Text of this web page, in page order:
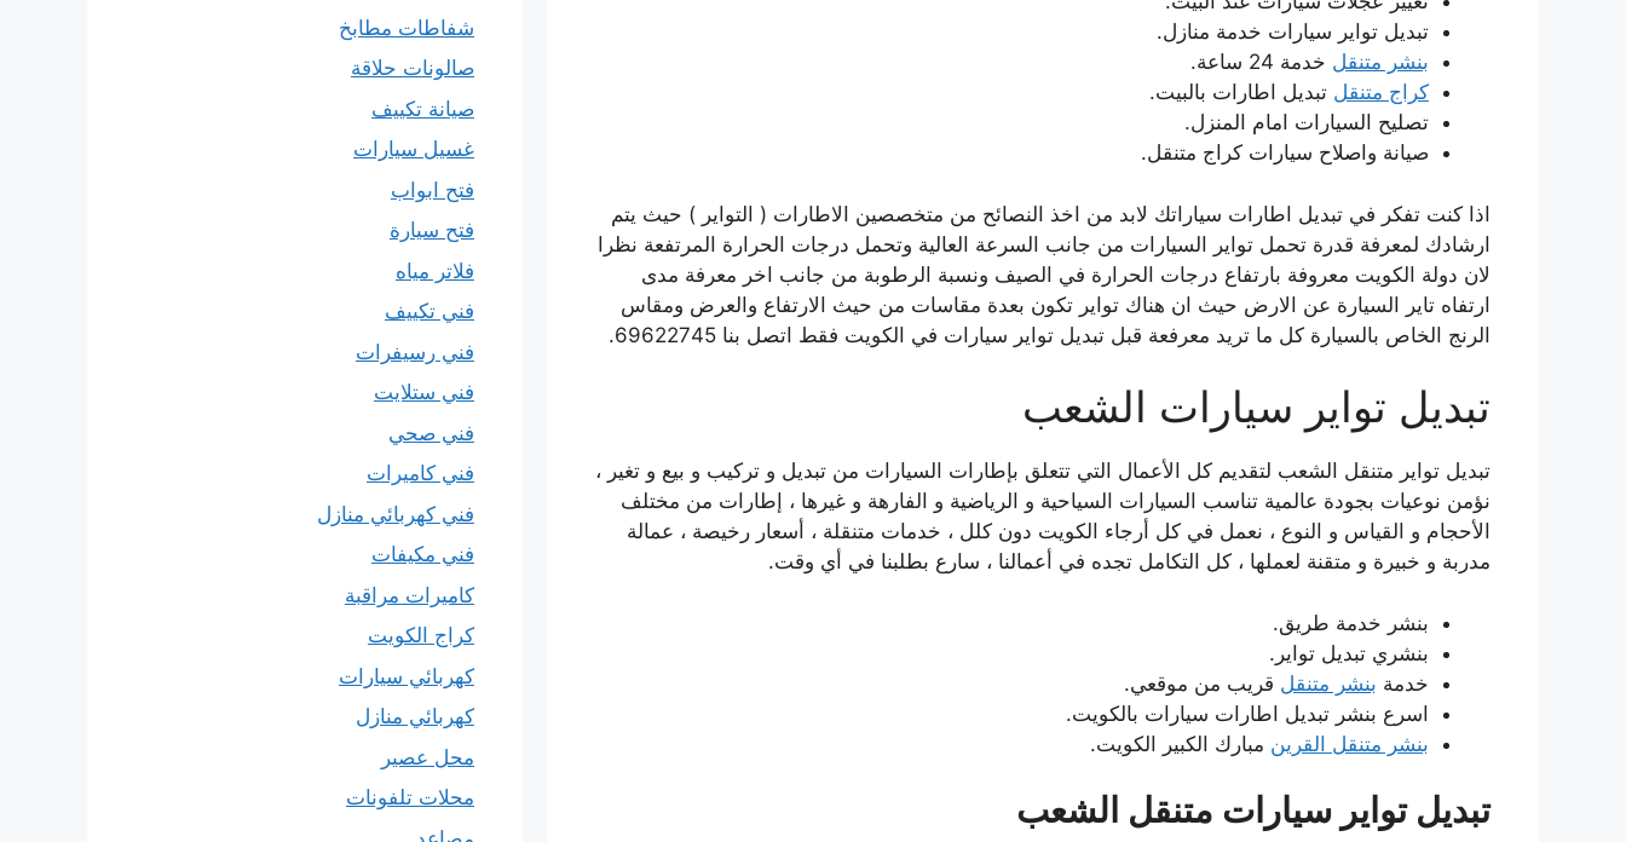
تبديل تواير سيارات خدمة منازل.
بنشر متنقل خدمة 24 ساعة.
كراج متنقل تبديل اطارات بالبيت.
تصليح السيارات امام المنزل.
صيانة واصلاح سيارات كراج متنقل.
اذا كنت تفكر في تبديل اطارات سياراتك لابد من اخذ النصائح من متخصصين الاطارات ( التواير ) حيث يتم
ارشادك لمعرفة قدرة تحمل تواير السيارات من جانب السرعة العالية وتحمل درجات الحرارة المرتفعة نظرا
لان دولة الكويت معروفة بارتفاع درجات الحرارة في الصيف ونسبة الرطوبة من جانب اخر معرفة مدى
ارتفاه تاير السيارة عن الارض حيث ان هناك تواير تكون بعدة مقاسات من حيث الارتفاع والعرض ومقاس
الرنج الخاص بالسيارة كل ما تريد معرفعة قبل تبديل تواير سيارات في الكويت فقط اتصل بنا 69622745.
تبديل تواير سيارات الشعب
تبديل تواير متنقل الشعب لتقديم كل الأعمال التي تتعلق بإطارات السيارات من تبديل و تركيب و بيع و تغير ،
نؤمن نوعيات بجودة عالمية تناسب السيارات السياحية و الرياضية و الفارهة و غيرها ، إطارات من مختلف
الأحجام و القياس و النوع ، نعمل في كل أرجاء الكويت دون كلل ، خدمات متنقلة ، أسعار رخيصة ، عمالة
مدربة و خبيرة و متقنة لعملها ، كل التكامل تجده في أعمالنا ، سارع بطلبنا في أي وقت.
بنشر خدمة طريق.
بنشري تبديل تواير.
خدمة بنشر متنقل قريب من موقعي.
اسرع بنشر تبديل اطارات سيارات بالكويت.
بنشر متنقل القرين مبارك الكبير الكويت.
تبديل تواير سيارات متنقل الشعب
شفاطات مطابخ
صالونات حلاقة
صيانة تكييف
غسيل سيارات
فتح ابواب
فتح سيارة
فلاتر مياه
فني تكييف
فني رسيفرات
فني ستلايت
فني صحي
فني كاميرات
فني كهربائي منازل
فني مكيفات
كاميرات مراقبة
كراج الكويت
كهربائي سيارات
كهربائي منازل
محل عصير
محلات تلفونات